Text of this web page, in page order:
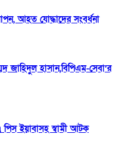
আহত যোদ্ধাদের সংবর্ধনা
জাহিদুল হাসান,বিপিএম-সেবা’র
পিস ইয়াবাসহ স্বামী আটক